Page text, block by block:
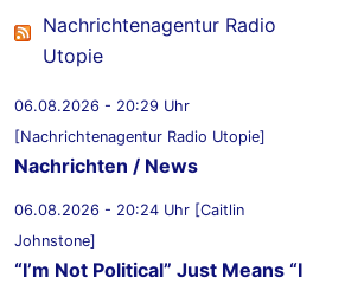
Nachrichtenagentur Radio
Utopie
06.08.2026 - 20:29 Uhr
[Nachrichtenagentur Radio Utopie]
Nachrichten / News
06.08.2026 - 20:24 Uhr [Caitlin
Johnstone]
“I’m Not Political” Just Means “I